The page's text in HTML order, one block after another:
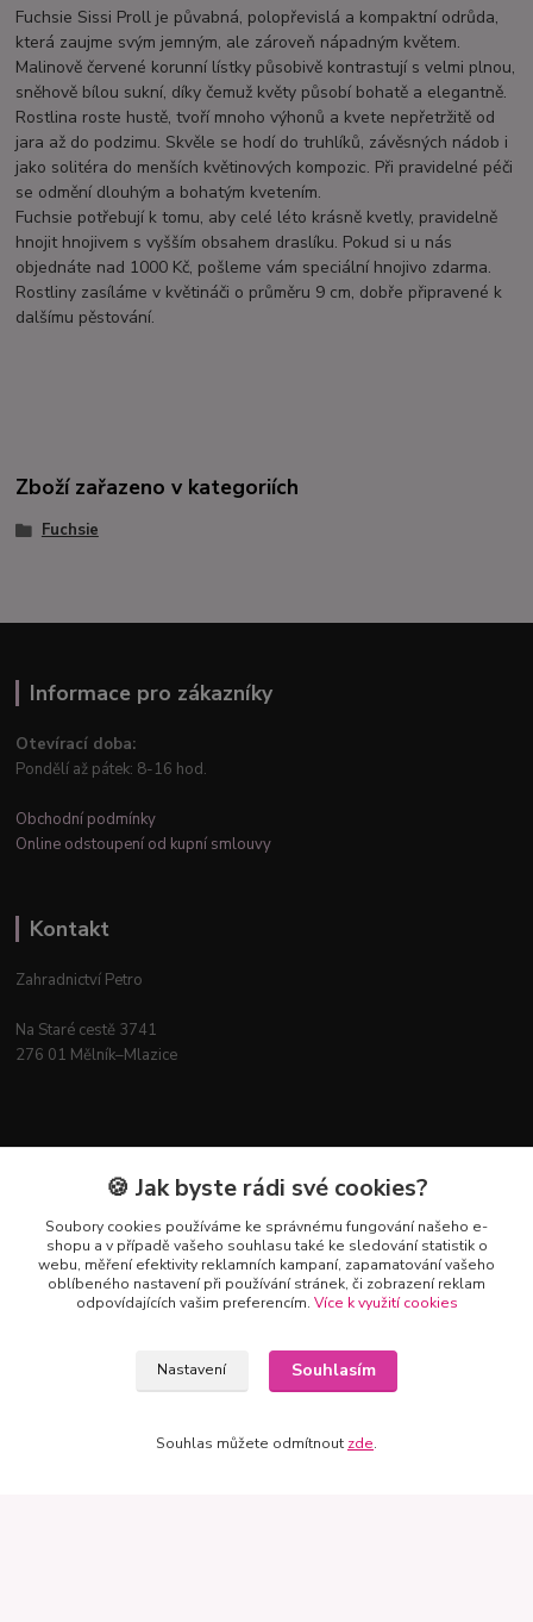
Fuchsie Sissi Proll je půvabná, polopřevislá a kompaktní odrůda,
která zaujme svým jemným, ale zároveň nápadným květem.
Malinově červené korunní lístky působivě kontrastují s velmi plnou,
sněhově bílou sukní, díky čemuž květy působí bohatě a elegantně.
Rostlina roste hustě, tvoří mnoho výhonů a kvete nepřetržitě od
jara až do podzimu. Skvěle se hodí do truhlíků, závěsných nádob i
jako solitéra do menších květinových kompozic. Při pravidelné péči
se odmění dlouhým a bohatým kvetením.
Fuchsie potřebují k tomu, aby celé léto krásně kvetly, pravidelně
hnojit hnojivem s vyšším obsahem draslíku. Pokud si u nás
objednáte nad 1000 Kč, pošleme vám speciální hnojivo zdarma.
Rostliny zasíláme v květináči o průměru 9 cm, dobře připravené k
dalšímu pěstování.
Zboží zařazeno v kategoriích
Fuchsie
Informace pro zákazníky
Otevírací doba:
Pondělí až pátek: 8-16 hod.
Obchodní podmínky
Online odstoupení od kupní smlouvy
Kontakt
Zahradnictví Petro
Na Staré cestě 3741
276 01 Mělník–Mlazice
🍪 Jak byste rádi své cookies?
Soubory cookies používáme ke správnému fungování našeho e-
shopu a v případě vašeho souhlasu také ke sledování statistik o
webu, měření efektivity reklamních kampaní, zapamatování vašeho
oblíbeného nastavení při používání stránek, či zobrazení reklam
odpovídajících vašim preferencím. Více k využití cookies
Nastavení Souhlasím
Souhlas můžete odmítnout zde.